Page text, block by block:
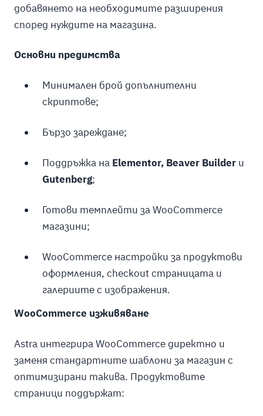
добавянето на необходимите разширения
според нуждите на магазина.
Основни предимства
Минимален брой допълнителни
скриптове;
Бързо зареждане;
Поддръжка на Elementor, Beaver Builder и
Gutenberg;
Готови темплейти за WooCommerce
магазини;
WooCommerce настройки за продуктови
оформления, checkout страницата и
галериите с изображения.
WooCommerce изживяване
Astra интегрира WooCommerce директно и
заменя стандартните шаблони за магазин с
оптимизирани такива. Продуктовите
страници поддържат: